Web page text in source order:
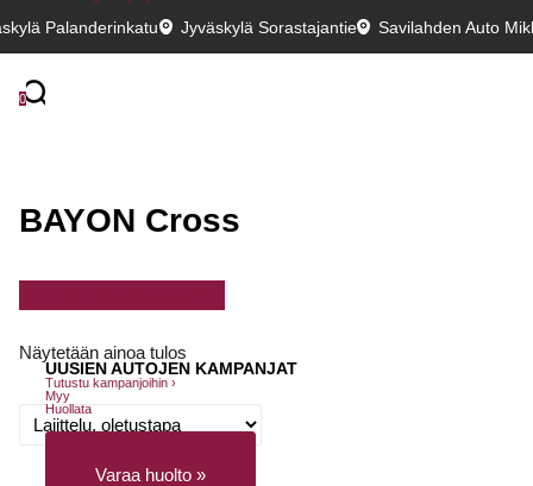
Palanderinkatu Jyväskylä Sorastajantie Savilahden Auto
UUSIEN AUTOJEN KAMPANJAT
Tutustu kampanjoihin ›
Myy
Huollata
Varaa huolto »
0
BAYON Cross
Näytetään ainoa tulos